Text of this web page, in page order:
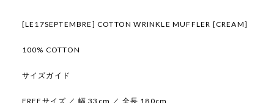
[LE17SEPTEMBRE] COTTON WRINKLE MUFFLER [CREAM]
100% COTTON
サイズガイド
FREEサイズ ／ 幅 33cm ／ 全長 180cm